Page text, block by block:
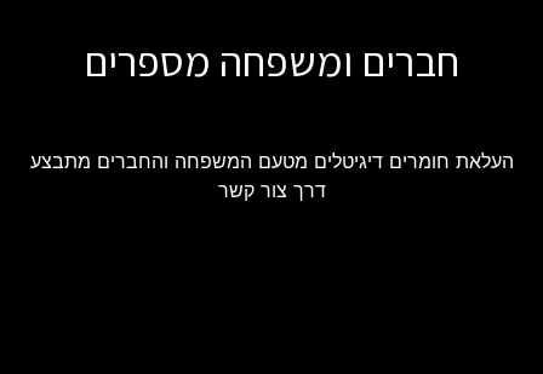
חברים ומשפחה מספרים
העלאת חומרים דיגיטלים מטעם המשפחה והחברים מתבצע
דרך צור קשר